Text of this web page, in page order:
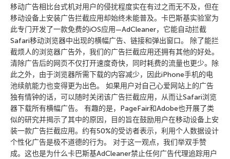
移动广告相比台式机对用户的侵扰程度实在有过之而无不及，但在
移动设备上安装广告拦截应用却始终未能普及。卡巴斯基实验室为
此专门开发了一款免费的iOS应用—AdCleaner，它能自动拦截
Safari移动浏览器中出现的横幅广告、链接和弹出窗口。 除了能拦
截烦人的浏览器广告外，我们的广告拦截应用还拥有其他的好处。
清除广告后的网页不仅打开速度奇快，同时耗费的流量也更少。除
此之外，由于浏览器所需下载的内容减少，因此iPhone手机的电
池续航能力也变得更为出色。 如果用户对自己心爱网站上的广告
独有情钟的话，可以随时关闭该广告拦截应用，从而让Safari浏览
器下载所有横幅广告。 有趣的是，PageFair和Adobe也开展了类
似的研究并揭示了其中的原因，目的旨在鼓励用户在移动设备上安
装一款广告拦截应用。约有50%的受访者表示，利用个人数据设计
个性化广告是极不道德的行为。 对于这一观点，我们举双手赞
成。这也是为什么卡巴斯基AdCleaner禁止任何广告代理追踪用户